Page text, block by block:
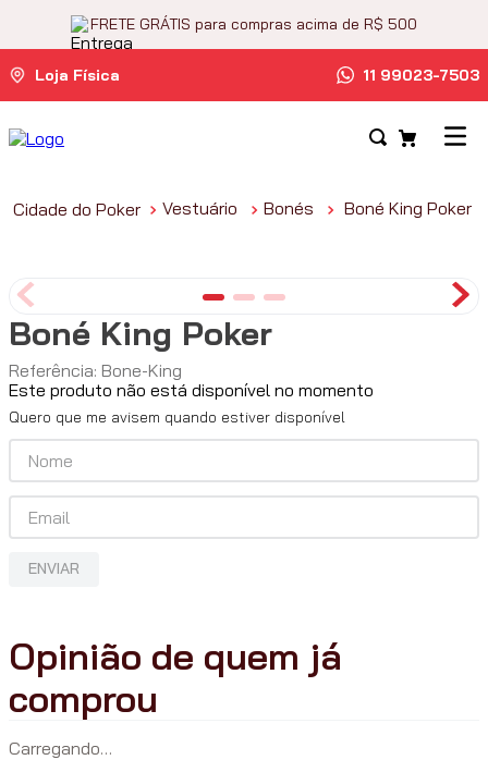
FRETE GRÁTIS para compras acima de R$ 500
Loja Física 11 99023-7503
Vestuário Bonés Boné King Poker
Boné King Poker
Referência: Bone-King
Este produto não está disponível no momento
Quero que me avisem quando estiver disponível
ENVIAR
Carregando…